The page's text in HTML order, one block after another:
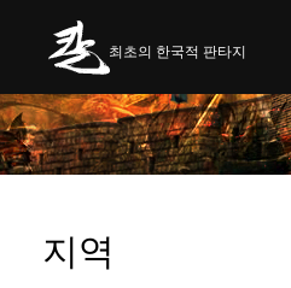
최초의 한국적 판타지
지역